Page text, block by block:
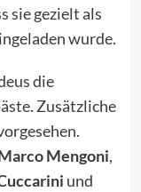
sie gezielt als
wurde.
die
Zusätzliche
Mengoni,
und